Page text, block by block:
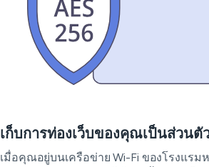
เก็บการท่องเว็บของคุณเป็นส่วน
เมื่อคุณอยู่บนเครือข่าย Wi-Fi ของโรงแรม